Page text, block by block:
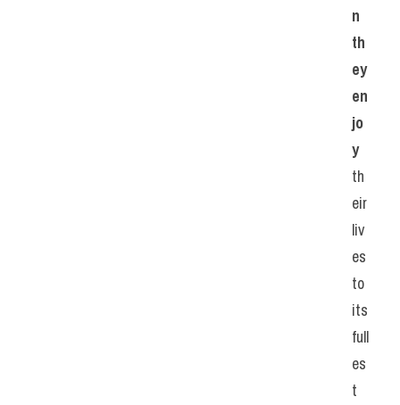
n
th
ey
en
jo
y
th
eir
liv
es
to
its
full
es
t